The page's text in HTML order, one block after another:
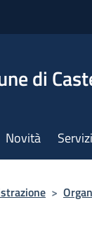
di
Novità Servizi
>